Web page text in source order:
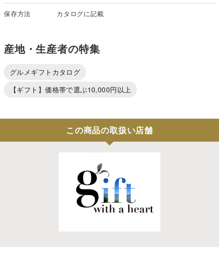
保存方法 カタログに記載
産地・生産者の特集
グルメギフトカタログ
【ギフト】価格帯で選ぶ10,000円以上
この商品の取扱い店舗